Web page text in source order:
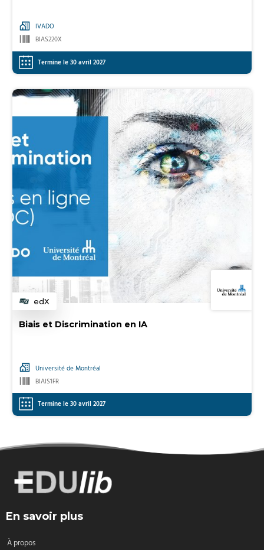
IVADO
BIAS220X
Termine le 30 avril 2027
Biais et Discrimination en IA
Université de Montréal
BIAIS1FR
Catégorie
edX
Termine le 30 avril 2027
En savoir plus
À propos